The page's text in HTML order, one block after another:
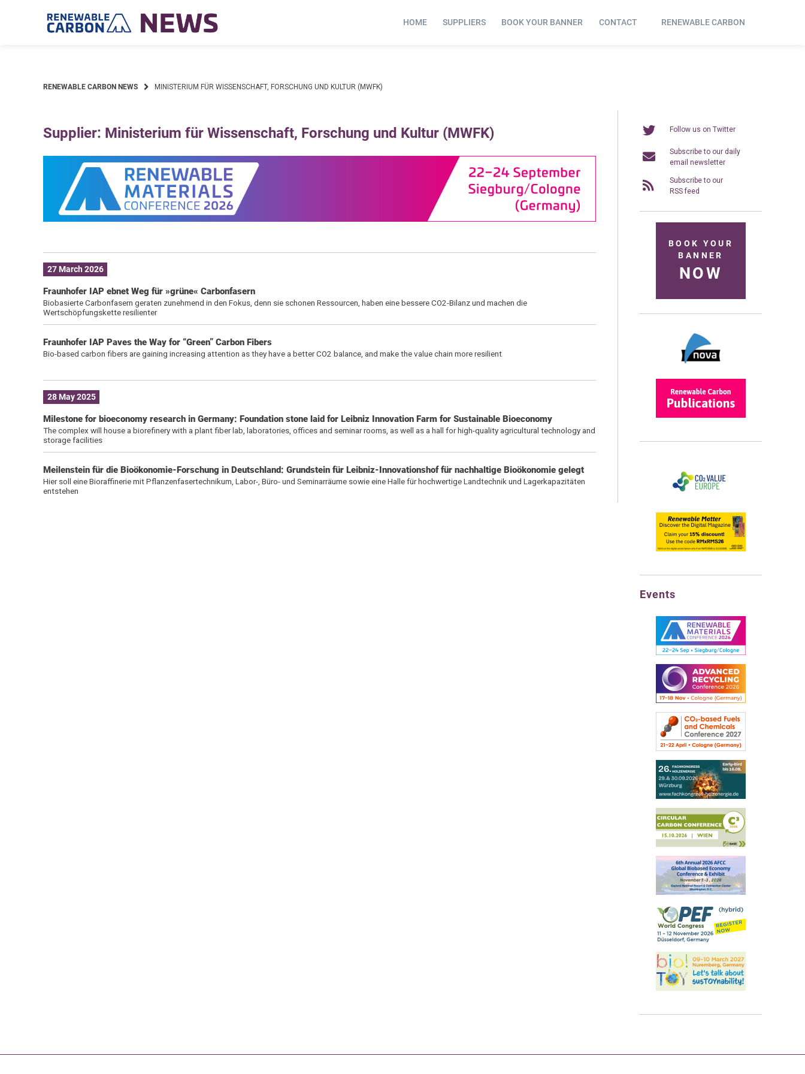
HOME SUPPLIERS BOOK YOUR BANNER CONTACT RENEWABLE CARBON
RENEWABLE CARBON NEWS MINISTERIUM FÜR WISSENSCHAFT, FORSCHUNG UND KULTUR (MWFK)
Supplier: Ministerium für Wissenschaft, Forschung und Kultur (MWFK)
27 March 2026
Fraunhofer IAP ebnet Weg für »grüne« Carbonfasern
Biobasierte Carbonfasern geraten zunehmend in den Fokus, denn sie schonen Ressourcen, haben eine bessere CO2-Bilanz und machen die
Wertschöpfungskette resilienter
Fraunhofer IAP Paves the Way for “Green” Carbon Fibers
Bio-based carbon fibers are gaining increasing attention as they have a better CO2 balance, and make the value chain more resilient
28 May 2025
Milestone for bioeconomy research in Germany: Foundation stone laid for Leibniz Innovation Farm for Sustainable Bioeconomy
The complex will house a biorefinery with a plant fiber lab, laboratories, offices and seminar rooms, as well as a hall for high-quality agricultural technology and
storage facilities
Meilenstein für die Bioökonomie-Forschung in Deutschland: Grundstein für Leibniz-Innovationshof für nachhaltige Bioökonomie gelegt
Hier soll eine Bioraffinerie mit Pflanzenfasertechnikum, Labor-, Büro- und Seminarräume sowie eine Halle für hochwertige Landtechnik und Lagerkapazitäten
entstehen
Follow us on Twitter
Subscribe to our daily
email newsletter
Subscribe to our
RSS feed
BOOK YOUR
BANNER
NOW
Events